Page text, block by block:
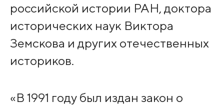
российской истории РАН, доктора
исторических наук Виктора
Земскова и других отечественных
историков.
«В 1991 году был издан закон о